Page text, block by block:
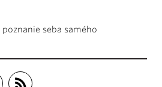
seba samého